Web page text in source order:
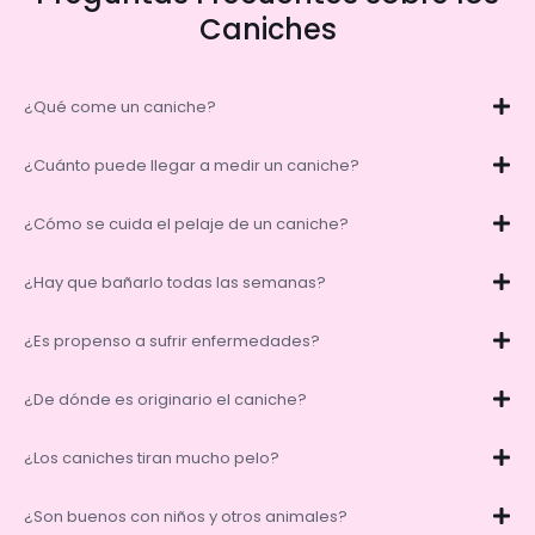
Caniches
¿Qué come un caniche?
¿Cuánto puede llegar a medir un caniche?
¿Cómo se cuida el pelaje de un caniche?
¿Hay que bañarlo todas las semanas?
¿Es propenso a sufrir enfermedades?
¿De dónde es originario el caniche?
¿Los caniches tiran mucho pelo?
¿Son buenos con niños y otros animales?